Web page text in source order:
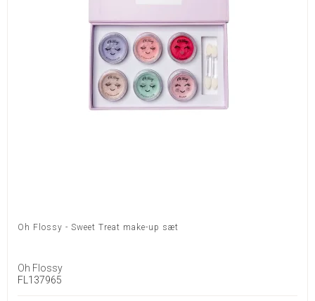
Oh Flossy - Sweet Treat make-up sæt
Oh Flossy
FL137965